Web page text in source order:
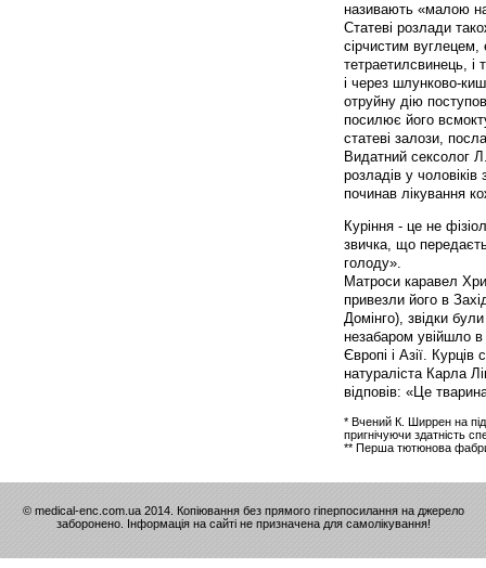
називають «малою
Статеві розлади
сірчистим
тетраетилсвинець, і
і через шлунково-
отруйну дію
посилює його
статеві залози,
Видатний сексолог
розладів у
починав лікування
Куріння - це не
звичка, що
голоду».
Матроси каравел
привезли його в
Домінго), звідки
незабаром увійшло в
Європі і Азії.
натураліста Карла
відповів: «Це
* Вчений К. Ширрен на
пригнічуючи здатність
** Перша тютюнова
© medical-enc.com.ua 2014. Копіювання без прямого гіперпосилання на джерело
заборонено. Інформація на сайті не призначена для самолікування!